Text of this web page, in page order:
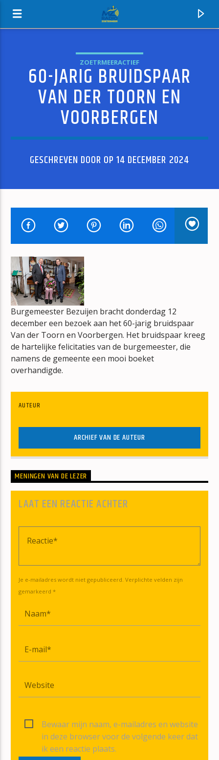
MZ-RADIO
HUIDIG NUMMER
ZONNEBANK
RAY & BEER
mz-radio
ZOETRMEERACTIEF
60-JARIG BRUIDSPAAR
VAN DER TOORN EN
VOORBERGEN
GESCHREVEN DOOR OP 14 DECEMBER 2024
Burgemeester Bezuijen bracht donderdag 12
december een bezoek aan het 60-jarig bruidspaar
Van der Toorn en Voorbergen. Het bruidspaar kreeg
de hartelijke felicitaties van de burgemeester, die
namens de gemeente een mooi boeket
overhandigde.
AUTEUR
ARCHIEF VAN DE AUTEUR
MENINGEN VAN DE LEZER
LAAT EEN REACTIE ACHTER
Je e-mailadres wordt niet gepubliceerd. Verplichte velden zijn
gemarkeerd *
Bewaar mijn naam, e-mailadres en website
in deze browser voor de volgende keer dat
ik een reactie plaats.